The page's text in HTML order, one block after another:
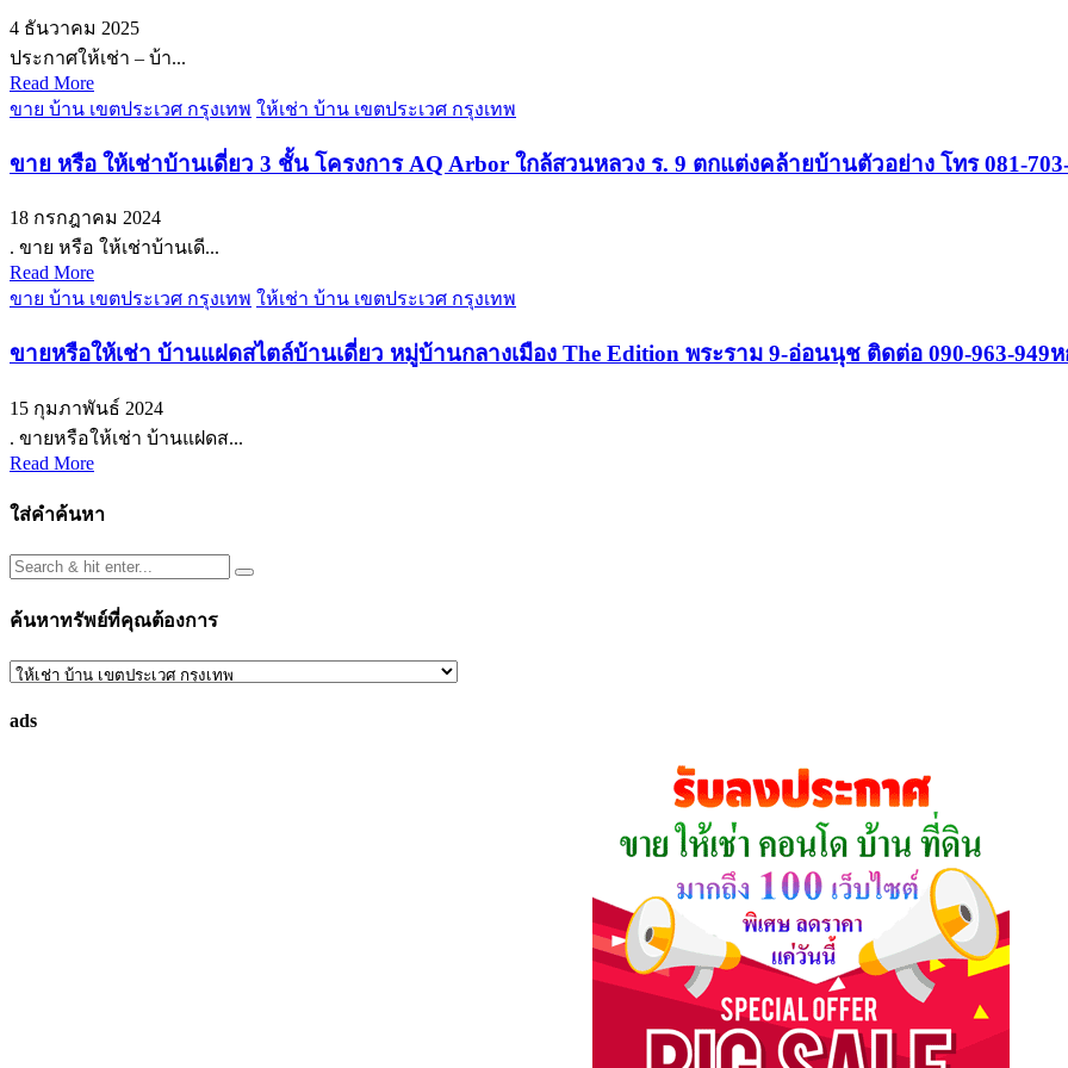
4 ธันวาคม 2025
ประกาศให้เช่า – บ้า...
Read More
ขาย บ้าน เขตประเวศ กรุงเทพ ให้เช่า บ้าน เขตประเวศ กรุงเทพ
ขาย หรือ ให้เช่าบ้านเดี่ยว 3 ชั้น โครงการ AQ Arbor ใกล้สวนหลวง ร. 9 ตกแต่งคล้ายบ้านตัวอย่าง โทร 081-
18 กรกฎาคม 2024
. ขาย หรือ ให้เช่าบ้านเดี...
Read More
ขาย บ้าน เขตประเวศ กรุงเทพ ให้เช่า บ้าน เขตประเวศ กรุงเทพ
ขายหรือให้เช่า บ้านแฝดสไตล์บ้านเดี่ยว หมู่บ้านกลางเมือง The Edition พระราม 9-อ่อนนุช ติดต่อ 090-963-949
15 กุมภาพันธ์ 2024
. ขายหรือให้เช่า บ้านแฝดส...
Read More
ใส่คำค้นหา
ค้นหาทรัพย์ที่คุณต้องการ
ค้นหา
ที่
ads